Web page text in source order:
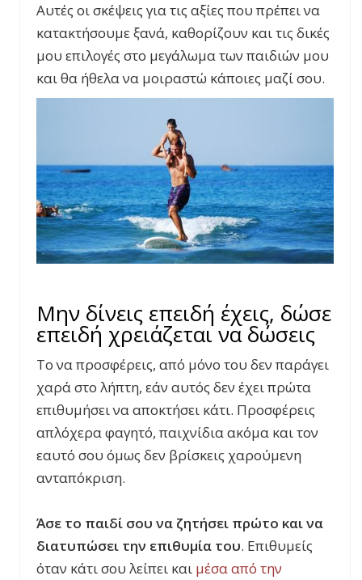
Αυτές οι σκέψεις για τις αξίες που πρέπει να
κατακτήσουμε ξανά, καθορίζουν και τις δικές
μου επιλογές στο μεγάλωμα των παιδιών μου
και θα ήθελα να μοιραστώ κάποιες μαζί σου.
Μην δίνεις επειδή έχεις, δώσε
επειδή χρειάζεται να δώσεις
Το να προσφέρεις, από μόνο του δεν παράγει
χαρά στο λήπτη, εάν αυτός δεν έχει πρώτα
επιθυμήσει να αποκτήσει κάτι. Προσφέρεις
απλόχερα φαγητό, παιχνίδια ακόμα και τον
εαυτό σου όμως δεν βρίσκεις χαρούμενη
ανταπόκριση.
Άσε το παιδί σου να ζητήσει πρώτο και να
διατυπώσει την επιθυμία του. Επιθυμείς
όταν κάτι σου λείπει και μέσα από την